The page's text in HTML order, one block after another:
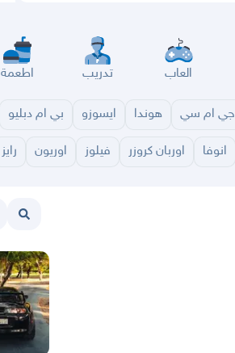
العاب تدريب اطعمة
جي ام سي هوندا ايسوزو بي ام دبليو
انوفا اوربان كروزر فيلوز اوريون رايز